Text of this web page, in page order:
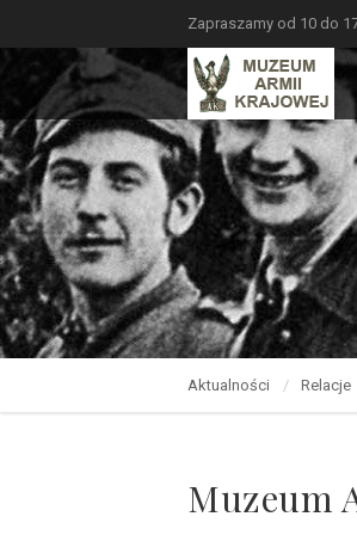
Zapraszamy od 10 do
Aktualności Relacje
Muzeum